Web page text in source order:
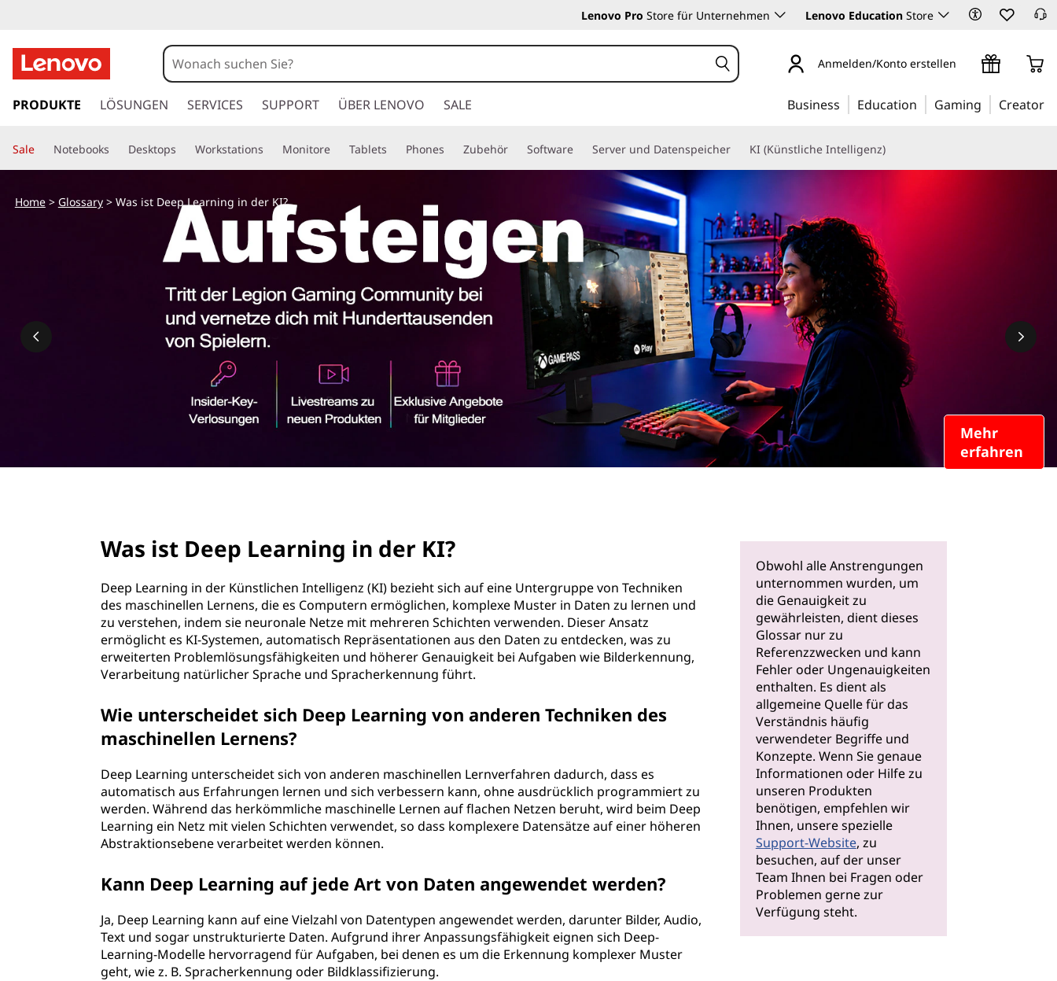
Lenovo Pro Store für Unternehmen Lenovo Education Store
u
a
u
t
Anmelden/Konto erstellen
PRODUKTE LÖSUNGEN SERVICES SUPPORT ÜBER LENOVO SALE Business Education Gaming Creator
Sale Notebooks Desktops Workstations Monitore Tablets Phones Zubehör Software Server und Datenspeicher KI (Künstliche Intelligenz)
Mehr
erfahren
Home> Glossary> Was ist Deep Learning in der KI?
Was ist Deep Learning in der KI?
Deep Learning in der Künstlichen Intelligenz (KI) bezieht sich auf eine Untergruppe von Techniken
des maschinellen Lernens, die es Computern ermöglichen, komplexe Muster in Daten zu lernen und
zu verstehen, indem sie neuronale Netze mit mehreren Schichten verwenden. Dieser Ansatz
ermöglicht es KI-Systemen, automatisch Repräsentationen aus den Daten zu entdecken, was zu
erweiterten Problemlösungsfähigkeiten und höherer Genauigkeit bei Aufgaben wie Bilderkennung,
Verarbeitung natürlicher Sprache und Spracherkennung führt.
Wie unterscheidet sich Deep Learning von anderen Techniken des
maschinellen Lernens?
Deep Learning unterscheidet sich von anderen maschinellen Lernverfahren dadurch, dass es
automatisch aus Erfahrungen lernen und sich verbessern kann, ohne ausdrücklich programmiert zu
werden. Während das herkömmliche maschinelle Lernen auf flachen Netzen beruht, wird beim Deep
Learning ein Netz mit vielen Schichten verwendet, so dass komplexere Datensätze auf einer höheren
Abstraktionsebene verarbeitet werden können.
Kann Deep Learning auf jede Art von Daten angewendet werden?
Ja, Deep Learning kann auf eine Vielzahl von Datentypen angewendet werden, darunter Bilder, Audio,
Text und sogar unstrukturierte Daten. Aufgrund ihrer Anpassungsfähigkeit eignen sich Deep-
Learning-Modelle hervorragend für Aufgaben, bei denen es um die Erkennung komplexer Muster
geht, wie z. B. Spracherkennung oder Bildklassifizierung.
Obwohl alle Anstrengungen
unternommen wurden, um
die Genauigkeit zu
gewährleisten, dient dieses
Glossar nur zu
Referenzzwecken und kann
Fehler oder Ungenauigkeiten
enthalten. Es dient als
allgemeine Quelle für das
Verständnis häufig
verwendeter Begriffe und
Konzepte. Wenn Sie genaue
Informationen oder Hilfe zu
unseren Produkten
benötigen, empfehlen wir
Ihnen, unsere spezielle
Support-Website, zu
besuchen, auf der unser
Team Ihnen bei Fragen oder
Problemen gerne zur
Verfügung steht.